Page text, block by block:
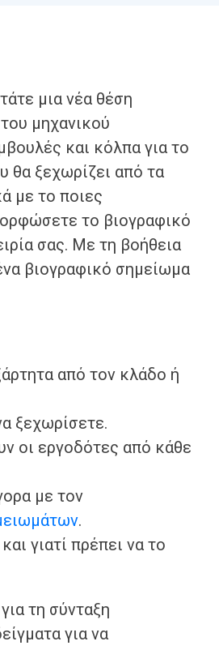
μια νέα θέση
μηχανικού
και κόλπα για το
θα ξεχωρίζει από τα
με το ποιες
το βιογραφικό
σας. Με τη βοήθεια
βιογραφικό σημείωμα
από τον κλάδο ή
ξεχωρίσετε.
οι εργοδότες από κάθε
με τον
.
και γιατί πρέπει να το
τη σύνταξη
για να